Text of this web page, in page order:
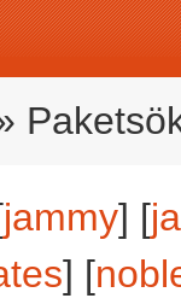
jammy] [
] [